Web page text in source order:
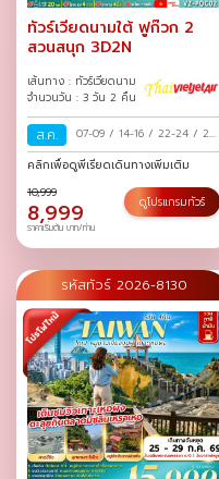
ทัวร์เวียดนามใต้ ฟูก๊วก 2
สวนสนุก 3D2N
เส้นทาง : ทัวร์เวียดนาม
จำนวนวัน : 3 วัน 2 คืน
ส.ค. 07-09 / 14-16 / 22-24 / 29-
31/
คลิกเพื่อดูพีเรียดเดินทางเพิ่มเติม
10,999
8,999
ราคาเริ่มต้น บาท/ท่าน
ดูโปรแกรมทัวร์
รหัสทัวร์ 2026-8130